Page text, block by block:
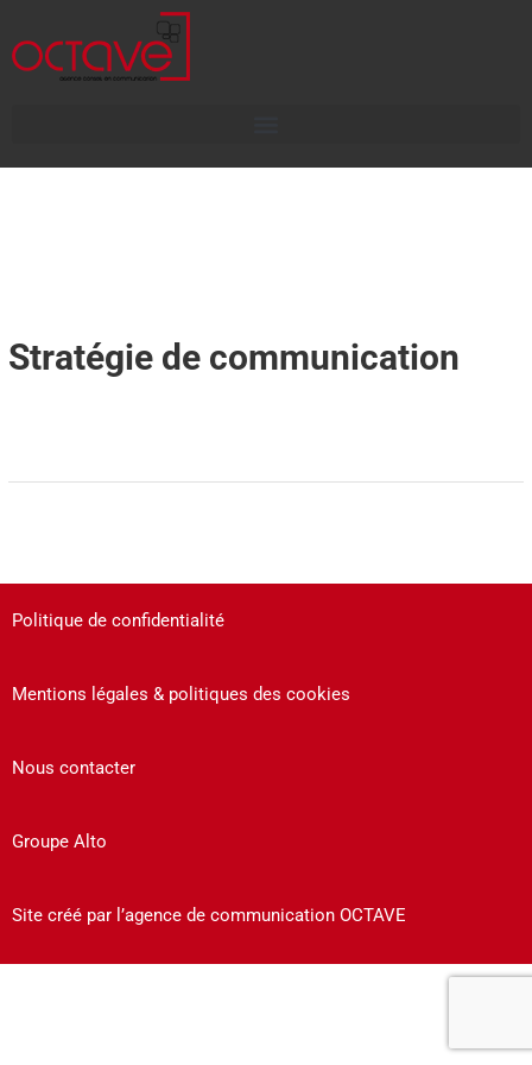
Stratégie de communication
Politique de confidentialité
Mentions légales & politiques des cookies
Nous contacter
Groupe Alto
Site créé par l’agence de communication OCTAVE